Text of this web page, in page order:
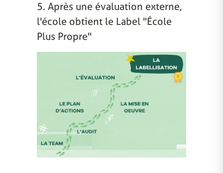
5. Après une évaluation externe,
l'école obtient le Label "École
Plus Propre"